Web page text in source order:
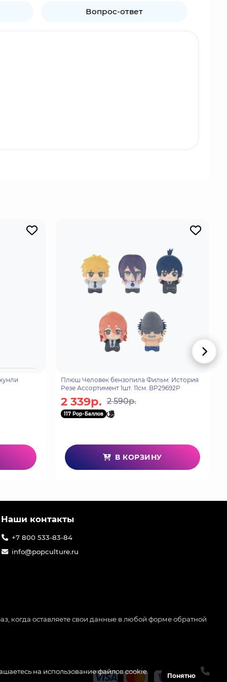
Вопрос-ответ
его от губительного влияния людей.
количество лицензионного мерча по игре:
Плюш Человек бензопила Фильм: История
Резе Ассортимент 1шт. 11см. BP29692P
2 339р. 2 590р.
117 Pop-Баллов
В КОРЗИНУ
на использование файлов cookie.
Понятно
Наши контакты
+7 800 533-83-84
info@popculture.ru
когда оставляете свои данные в любой форме обратной